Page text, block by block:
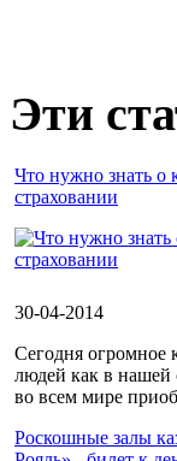
Эти
Что нужно знать о
страховании
30-04-2014
Сегодня огромное
людей как в нашей
во всем мире
Роскошные залы